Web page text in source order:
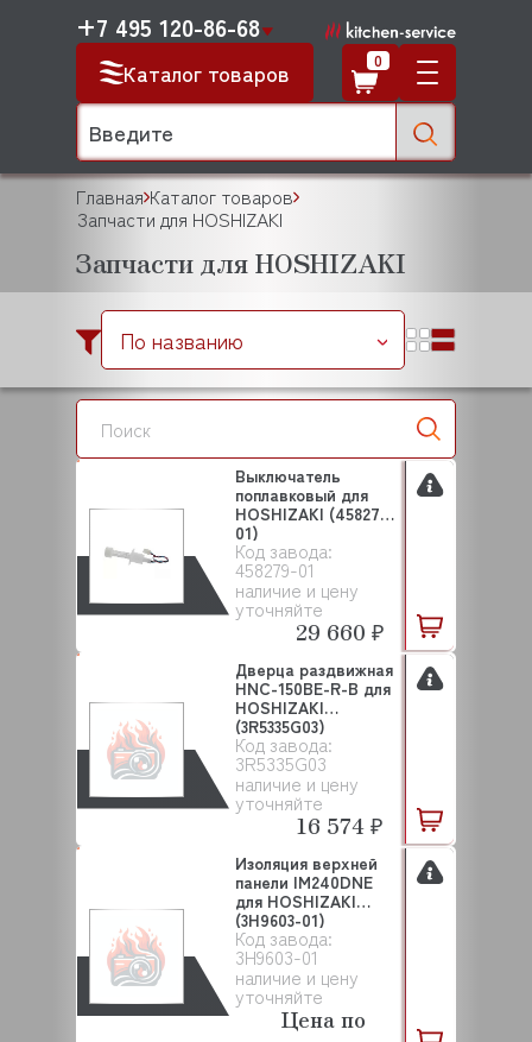
Каталог товаров
+7 495 120-86-68
0
Главная Каталог товаров
Запчасти для HOSHIZAKI
Запчасти для HOSHIZAKI
По названию
Код завода:
458279-01
наличие и цену
уточняйте
Выключатель
поплавковый для
HOSHIZAKI (458279-
01)
29 660 ₽
Код завода:
3R5335G03
наличие и цену
уточняйте
Дверца раздвижная
HNC-150BE-R-B для
HOSHIZAKI
(3R5335G03)
16 574 ₽
Код завода:
3H9603-01
наличие и цену
уточняйте
Изоляция верхней
панели IM240DNE
для HOSHIZAKI
(3H9603-01)
Цена по